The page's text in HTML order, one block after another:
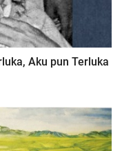
Aku pun Terluka